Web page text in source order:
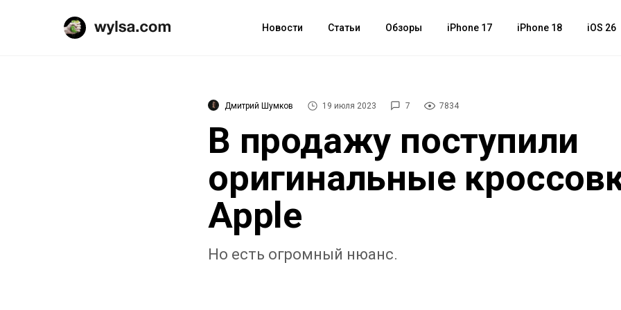
Новости Статьи Обзоры iPhone 17 iPhone 18 iOS 26
Дмитрий Шумков 19 июля 2023 7 7834
В продажу поступили
оригинальные
Apple
Но есть огромный нюанс.